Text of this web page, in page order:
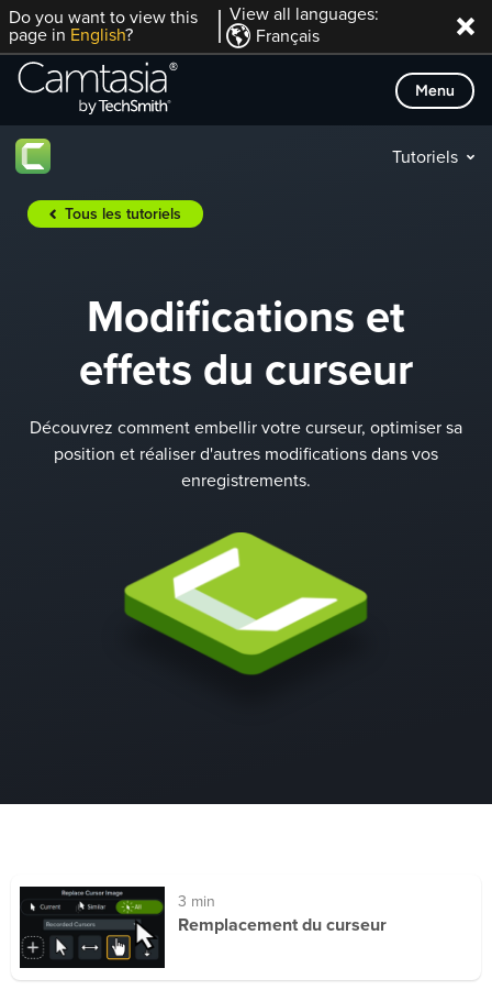
Passer
directement
contenu
Do you want to view this
page in English?
View all languages:
Français
Menu
Tutoriels
Tous les tutoriels
Modifications et
effets du curseur
Découvrez comment embellir votre curseur, optimiser sa
position et réaliser d'autres modifications dans vos
enregistrements.
3 min
Remplacement du curseur